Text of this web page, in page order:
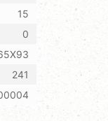
15
0
241